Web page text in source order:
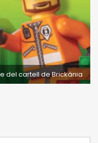
del cartell de Brickània